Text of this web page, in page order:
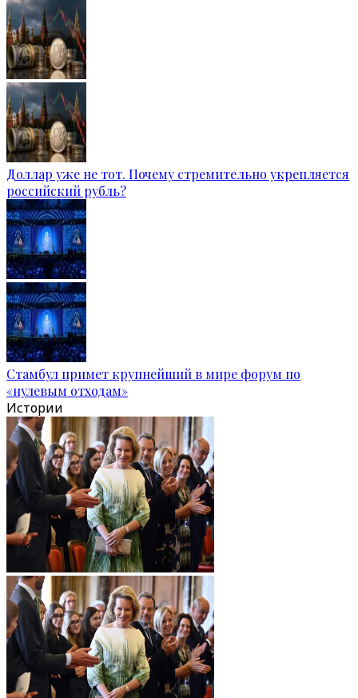
Доллар уже не тот. Почему стремительно укрепляется
российский рубль?
Стамбул примет крупнейший в мире форум по
«нулевым отходам»
Истории